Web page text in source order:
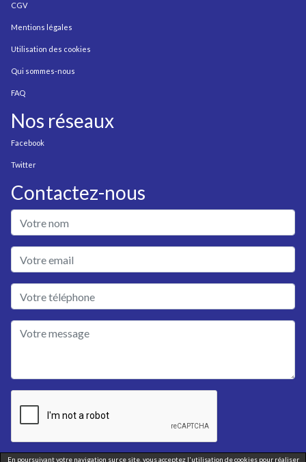
CGV
Mentions légales
Utilisation des cookies
Qui sommes-nous
FAQ
Nos réseaux
Facebook
Twitter
Contactez-nous
En poursuivant votre navigation sur ce site, vous acceptez l'utilisation de cookies pour réaliser